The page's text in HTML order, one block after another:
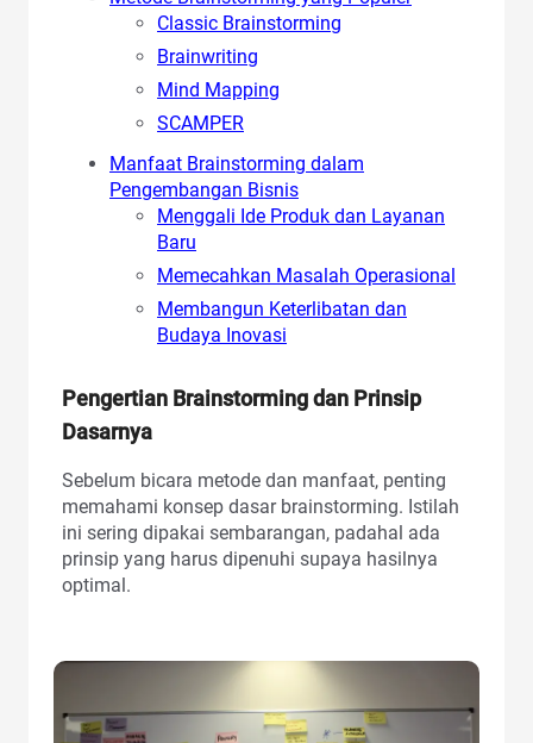
Classic Brainstorming
Brainwriting
Mind Mapping
SCAMPER
Manfaat Brainstorming dalam
Pengembangan Bisnis
Menggali Ide Produk dan Layanan
Baru
Memecahkan Masalah Operasional
Membangun Keterlibatan dan
Budaya Inovasi
Pengertian Brainstorming dan Prinsip
Dasarnya
Sebelum bicara metode dan manfaat, penting
memahami konsep dasar brainstorming. Istilah
ini sering dipakai sembarangan, padahal ada
prinsip yang harus dipenuhi supaya hasilnya
optimal.